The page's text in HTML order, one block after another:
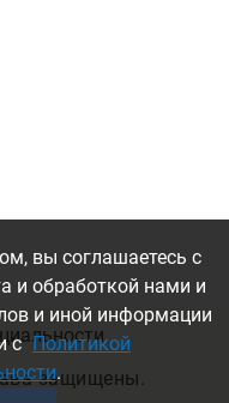
защищены.
вы соглашаетесь с
и обработкой нами и
и иной информации
с Политикой
.